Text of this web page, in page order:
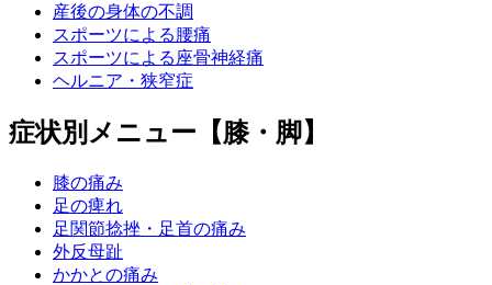
産後の身体の不調
スポーツによる腰痛
スポーツによる座骨神経痛
ヘルニア・狭窄症
症状別メニュー【膝・脚】
膝の痛み
足の痺れ
足関節捻挫・足首の痛み
外反母趾
かかとの痛み